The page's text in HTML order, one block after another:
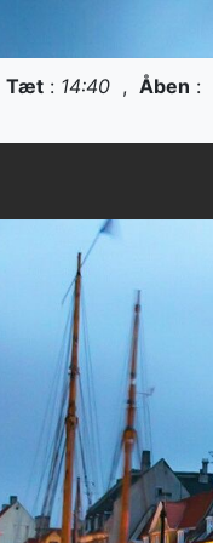
Tæt : 14:40 , Åben :